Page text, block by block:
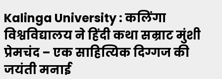
Kalinga University : कलिंगा
विश्वविद्यालय ने हिंदी कथा सम्राट मुंशी
प्रेमचंद – एक साहित्यिक दिग्गज की
जयंती मनाई